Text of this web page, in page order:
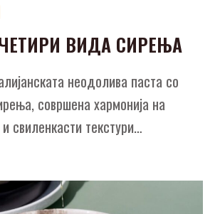
ВИДА СИРЕЊА
неодолива паста со
совршена хармонија на
свиленкасти текстури…